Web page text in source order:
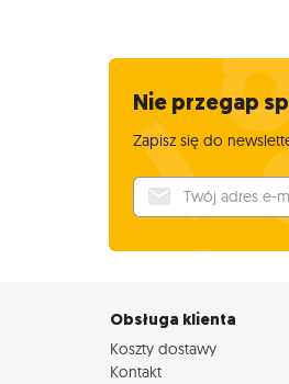
Nie przegap
Zapisz się do
Twój adres e-mail
Obsługa klienta
Koszty dostawy
Kontakt